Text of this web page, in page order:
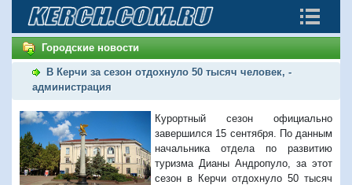
Городские новости
В Керчи за сезон отдохнуло 50 тысяч человек, -
администрация
Курортный сезон официально
завершился 15 сентября. По данным
начальника отдела по развитию
туризма Дианы Андропуло, за этот
сезон в Керчи отдохнуло 50 тысяч